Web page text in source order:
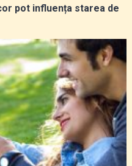
pot influența starea de